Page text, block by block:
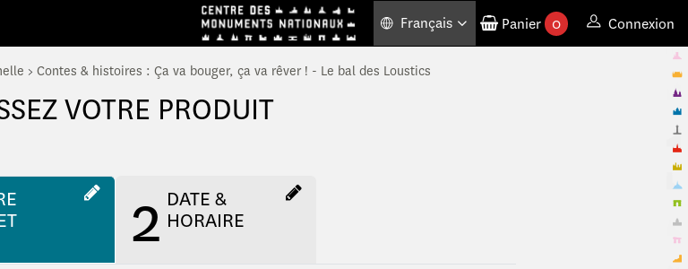
Français Panier 0 Connexion
> Contes & histoires : Ça va bouger, ça va rêver ! - Le bal des Loustics
VOTRE PRODUIT
2 DATE &
HORAIRE